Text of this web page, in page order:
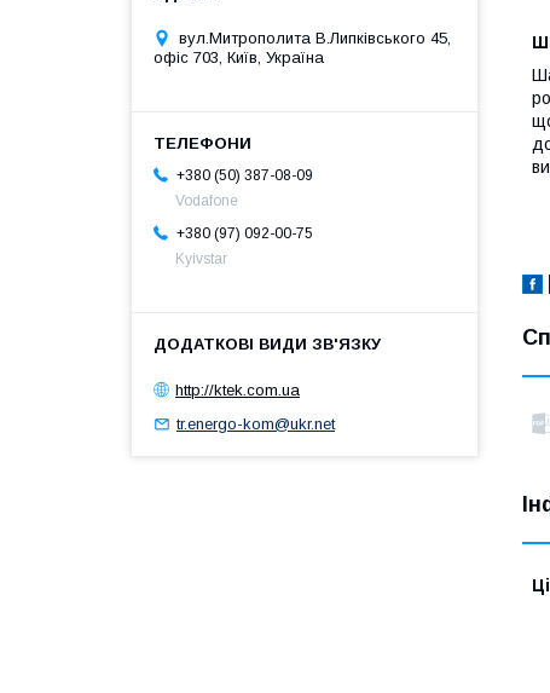
вул.Митрополита В.Липківського 45,
офіс 703, Київ, Україна
+380 (50) 387-08-09
Vodafone
+380 (97) 092-00-75
Kyivstar
http://ktek.com.ua
tr.energo-kom@ukr.net